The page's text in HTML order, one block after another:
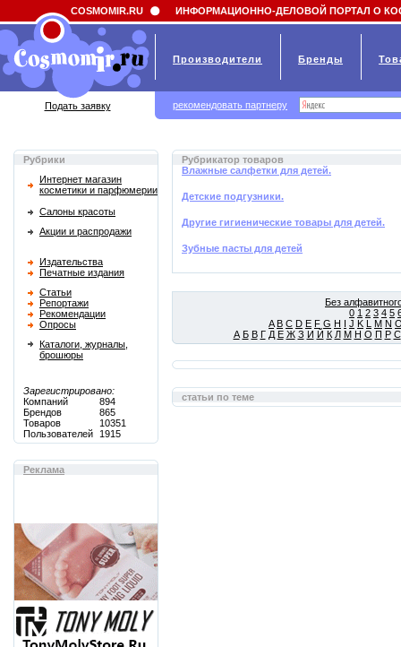
Field 'news_title' doesn't have a default value
Рубрики
Интернет магазин
косметики и парфюмерии
Салоны красоты
Акции и распродажи
Издательства
Печатные издания
Статьи
Репортажи
Рекомендации
Опросы
Каталоги, журналы,
брошюры
Зарегистрировано:
Компаний
894
Брендов
865
Товаров
10351
Пользователей
1915
Реклама
Рубрикатор товаров
Влажные салфетки для детей.
Детские подгузники.
Другие гигиенические товары для детей.
Зубные пасты для детей
Без
0 1 2 3 4 5
A B C D E F G H I J K L M N
А Б В Г Д Е Ж З И Й К Л М Н О П Р С
статьи по теме
COSMOMIR.RU ИНФОРМАЦИОННО-ДЕЛОВОЙ ПОРТАЛ О
Производители Бренды
Подать заявку рекомендовать партнеру